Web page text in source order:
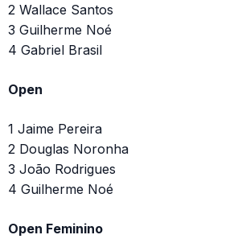
2 Wallace Santos
3 Guilherme Noé
4 Gabriel Brasil
Open
1 Jaime Pereira
2 Douglas Noronha
3 João Rodrigues
4 Guilherme Noé
Open Feminino